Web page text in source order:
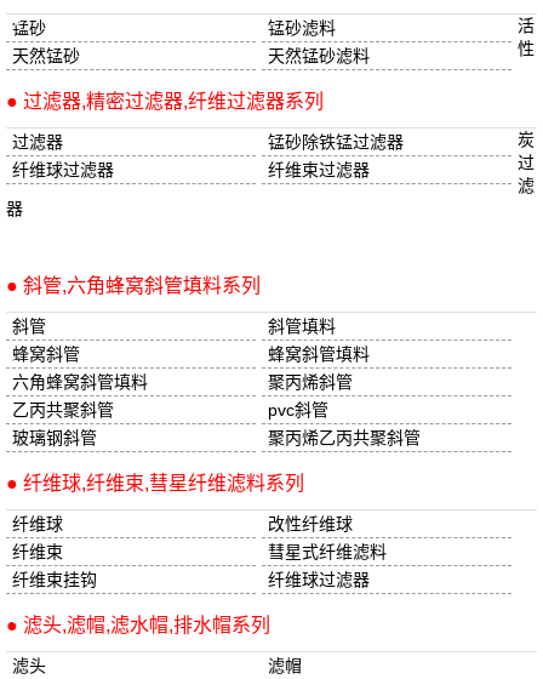
锰砂
锰砂滤料
天然锰砂
天然锰砂滤料
● 过滤器,精密过滤器,纤维过滤器系列
过滤器
锰砂除铁锰过滤器
纤维球过滤器
纤维束过滤器
活
性
炭
过
滤
器
● 斜管,六角蜂窝斜管填料系列
斜管
斜管填料
蜂窝斜管
蜂窝斜管填料
六角蜂窝斜管填料
聚丙烯斜管
乙丙共聚斜管
pvc斜管
玻璃钢斜管
聚丙烯乙丙共聚斜管
● 纤维球,纤维束,彗星纤维滤料系列
纤维球
改性纤维球
纤维束
彗星式纤维滤料
纤维束挂钩
纤维球过滤器
● 滤头,滤帽,滤水帽,排水帽系列
滤头
滤帽